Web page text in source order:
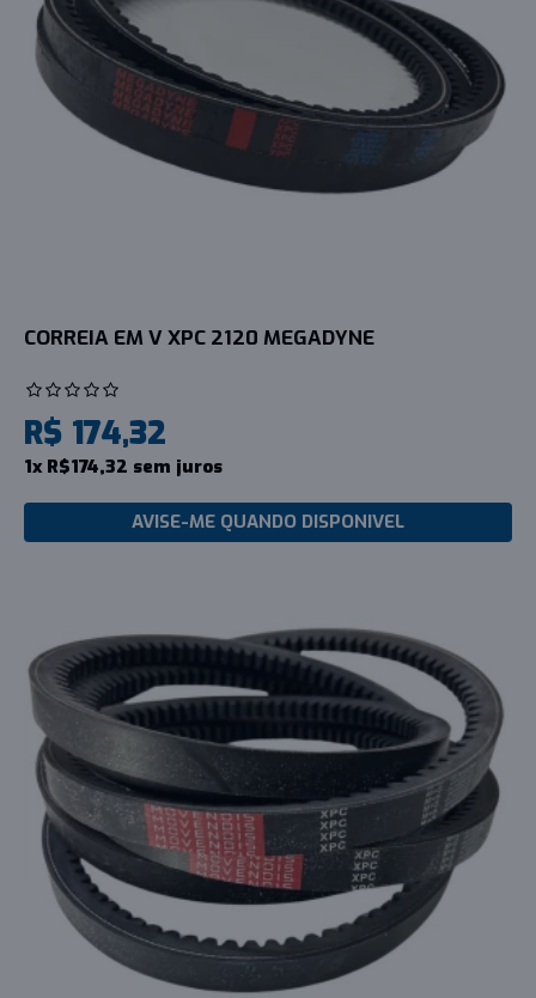
CORREIA EM V XPC 2120 MEGADYNE
R$ 174,32
1x R$174,32 sem juros
AVISE-ME QUANDO DISPONIVEL